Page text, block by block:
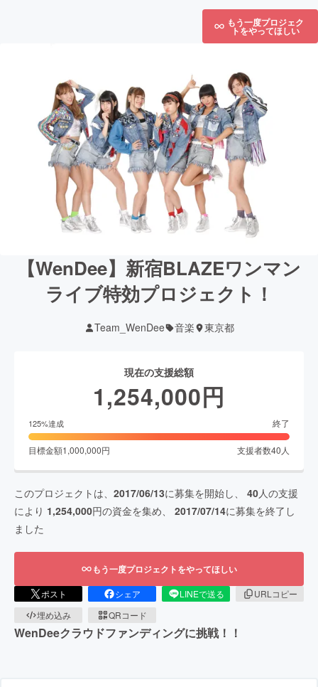
もう一度プロジェク
トをやってほしい
【WenDee】新宿BLAZEワンマン
ライブ特効プロジェクト！
Team_WenDee 音楽 東京都
現在の支援総額
1,254,000円
125%達成 終了
目標金額1,000,000円 支援者数40 人
このプロジェクトは、 2017/06/13に募集を開始し、 40人の支援
により 1,254,000円の資金を集め、 2017/07/14に募集を終了し
ました
もう一度プロジェクトをやってほしい
ポスト シェア LINEで送る
URLコピー
埋め込み
QRコード
WenDeeクラウドファンディングに挑戦！！